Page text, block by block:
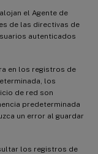
el Agente de
de las directivas de
autenticados
en los registros de
los
de red son
predeterminada
un error al guardar
los registros de